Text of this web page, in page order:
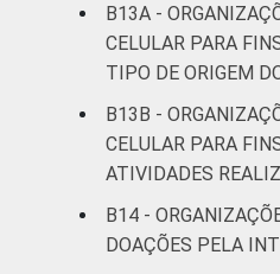
B13A -
CELULAR PARA
TIPO DE ORIGEM
B13B -
CELULAR PARA
ATIVIDADES
B14 -
DOAÇÕES PELA